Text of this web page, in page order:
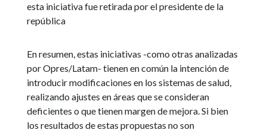
esta iniciativa fue retirada por el presidente de la
república
En resumen, estas iniciativas -como otras analizadas
por Opres/Latam- tienen en común la intención de
introducir modificaciones en los sistemas de salud,
realizando ajustes en áreas que se consideran
deficientes o que tienen margen de mejora. Si bien
los resultados de estas propuestas no son